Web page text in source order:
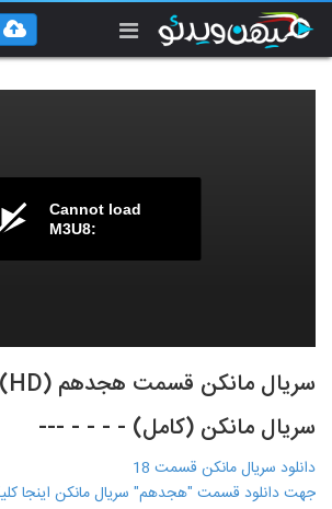
Cannot load
M3U8:
سریال مانکن (کامل) - - - - ---
دانلود سریال مانکن قسمت 18
جهت دانلود قسمت "هجدهم" سریال مانکن اینجا